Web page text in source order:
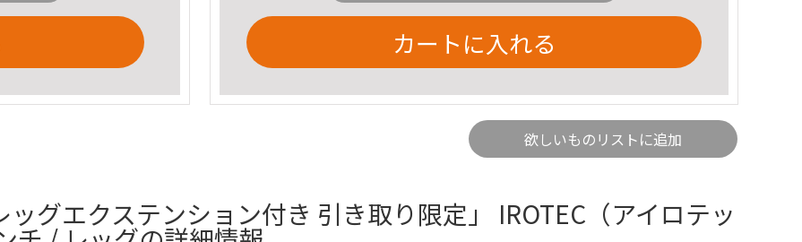
カートに入れる
欲しいものリストに追加
ッグエクステンション付き 引き取り限定」 IROTEC（アイロテッ